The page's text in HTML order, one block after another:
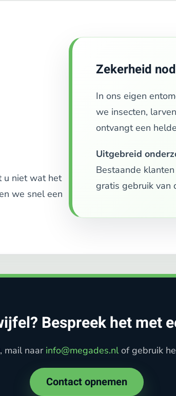
u niet wat het
we snel een
Zekerheid
In ons eigen
we insecten,
ontvangt een
Uitgebreid
Bestaande
gratis gebruik van
Bespreek het met
, mail naar info@megades.nlof gebruik
Contact opnemen